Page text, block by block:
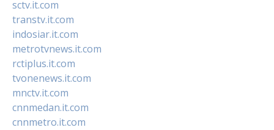
sctv.it.com
transtv.it.com
indosiar.it.com
metrotvnews.it.com
rctiplus.it.com
tvonenews.it.com
mnctv.it.com
cnnmedan.it.com
cnnmetro.it.com